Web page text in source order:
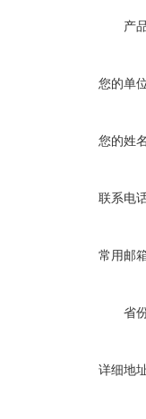
产
您的单
您的姓
联系电
常用邮
省
详细地